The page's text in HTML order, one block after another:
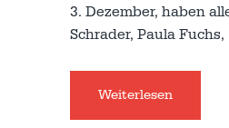
3. Dezember, haben
Schrader, Paula Fuchs,
Weiterlesen